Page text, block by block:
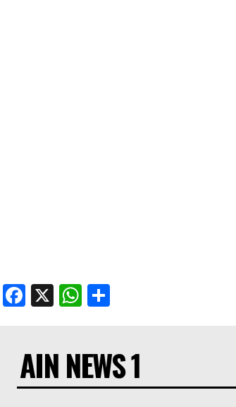
Facebook
X WhatsApp
AIN NEWS 1